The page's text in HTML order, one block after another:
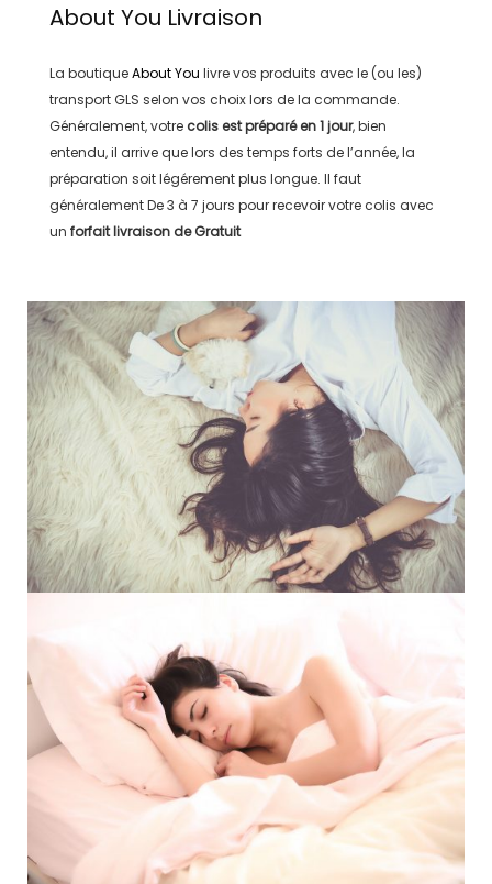
About You Livraison
La boutiqueAbout You livre vos produits avec le (ou les)
transportGLS selon vos choix lors de la commande.
Généralement, votre colis est préparé en1 jour, bien
entendu, il arrive que lors des temps forts de l’année, la
préparation soit légérement plus longue. Il faut
généralementDe 3 à 7 jours pour recevoir votre colis avec
un forfait livraison deGratuit